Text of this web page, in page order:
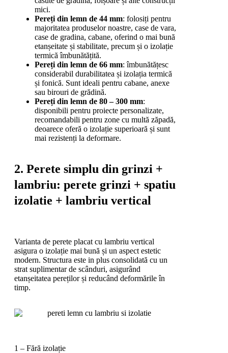
mici.
Pereți din lemn de 44 mm: folosiți pentru
majoritatea produselor noastre, case de vara,
case de gradina, cabane, oferind o mai bună
etanșeitate și stabilitate, precum și o izolație
termică îmbunătățită.
Pereți din lemn de 66 mm: îmbunătățesc
considerabil durabilitatea și izolația termică
și fonică. Sunt ideali pentru cabane, anexe
sau birouri de grădină.
Pereți din lemn de 80 – 300 mm:
disponibili pentru proiecte personalizate,
recomandabili pentru zone cu multă zăpadă,
deoarece oferă o izolație superioară și sunt
mai rezistenți la deformare.
2. Perete simplu din grinzi +
lambriu: perete grinzi + spatiu
izolatie + lambriu vertical
Varianta de perete placat cu lambriu vertical
asigura o izolație mai bună și un aspect estetic
modern. Structura este in plus consolidată cu un
strat suplimentar de scânduri, asigurând
etanșeitatea pereților și reducând deformările în
timp.
1 – Fără izolație